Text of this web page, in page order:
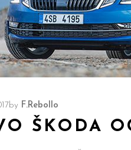
by F.Rebollo
ŠKODA